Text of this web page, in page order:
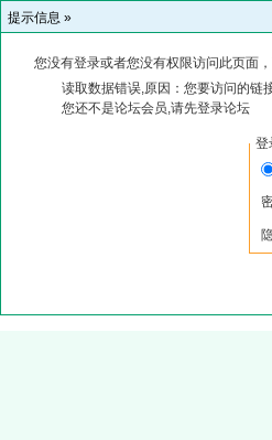
提示信息 »
您没有登录或者您没有权限访问此页面
读取数据错误,原因：您要访问的链
您还不是论坛会员,请先登录论坛
登